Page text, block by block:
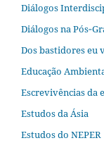
Diálogos
Diálogos na
Dos bastidores eu
Educação
Escrevivências da
Estudos da Ásia​
Estudos do NEPER